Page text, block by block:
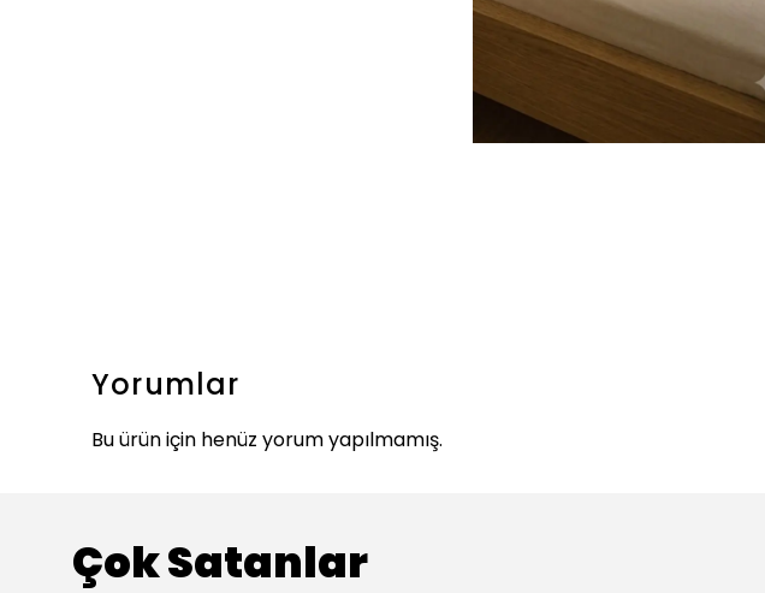
Yorumlar
Bu ürün için henüz yorum yapılmamış.
Çok Satanlar